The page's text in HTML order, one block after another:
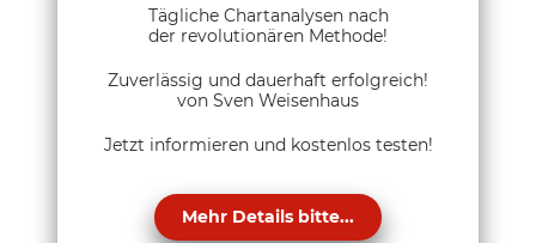
Tägliche Chartanalysen nach
der revolutionären Methode!
Zuverlässig und dauerhaft erfolgreich!
von Sven Weisenhaus
Jetzt informieren und kostenlos testen!
Mehr Details bitte...